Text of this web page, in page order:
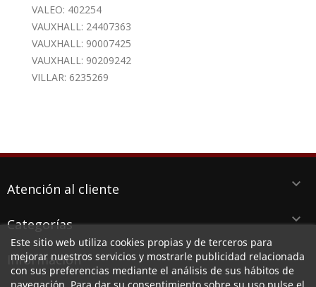
VALEO: 402254
VAUXHALL: 24407363
VAUXHALL: 90007425
VAUXHALL: 90209242
VILLAR: 6235269
Atención al cliente keyboard_arrow_down
Categorías keyboard_arrow_down
Información keyboard_arrow_down
Este sitio web utiliza cookies propias y de terceros para
mejorar nuestros servicios y mostrarle publicidad relacionada
con sus preferencias mediante el análisis de sus hábitos de